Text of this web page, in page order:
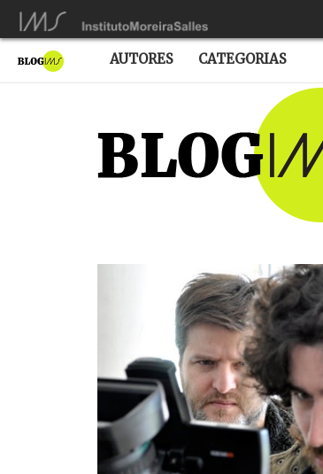
AUTORES CATEGORIAS